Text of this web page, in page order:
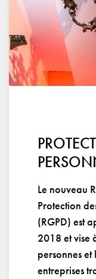
Le nouveau
Protection
(RGPD) est
2018 et vise
personnes
entreprises